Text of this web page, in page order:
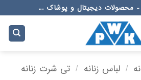
- محصولات دیجیتال و پوشاک ...
/ لباس زنانه / تی شرت زنانه